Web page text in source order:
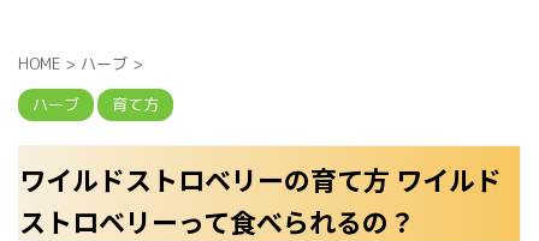
HOME > ハーブ >
ハーブ
育て方
ワイルドストロベリーの育て方 ワイルド
ストロベリーって食べられるの？